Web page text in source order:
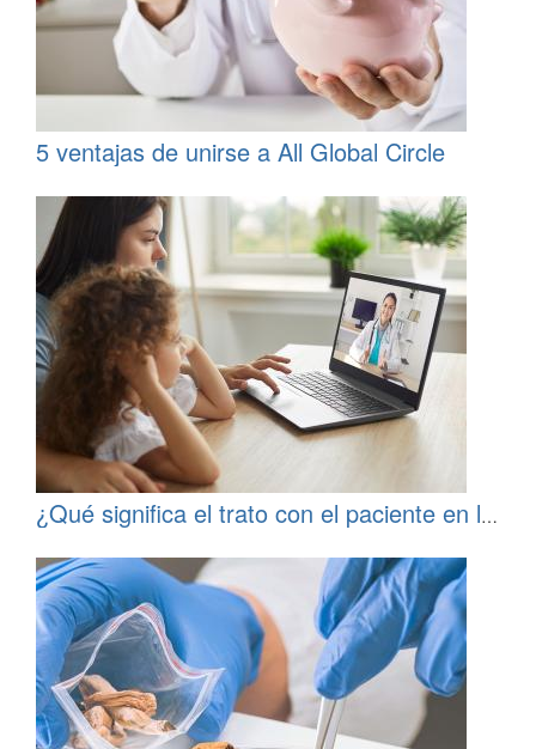
5 ventajas de unirse a All Global Circle
¿Qué significa el trato con el paciente en la